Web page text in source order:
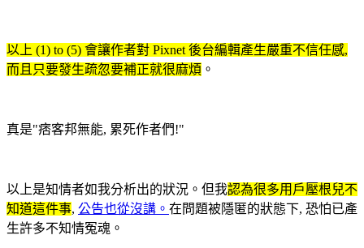
以上 (1) to (5) 會讓作者對 Pixnet 後台編輯產生嚴重不信任感,
而且只要發生疏忽要補正就很麻煩 。
真是"痞客邦無能, 累死作者們!"
以上是知情者如我分析出的狀況。但我認為很多用戶壓根兒不
知道這件事, 公告也從沒講。 在問題被隱匿的狀態下, 恐怕已產
生許多不知情冤魂。